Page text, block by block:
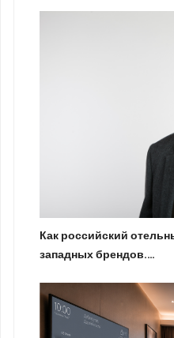
Как российский
западных брендов.…